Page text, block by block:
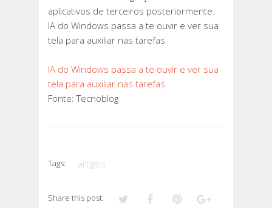
aplicativos de terceiros posteriormente.
IA do Windows passa a te ouvir e ver sua
tela para auxiliar nas tarefas
IA do Windows passa a te ouvir e ver sua
tela para auxiliar nas tarefas
Fonte: Tecnoblog
Tags: artigos
Share this post: